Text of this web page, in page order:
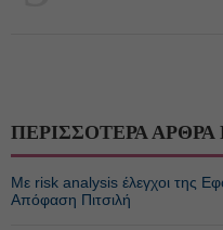
ΠΕΡΙΣΣΟΤΕΡΑ ΑΡΘΡΑ
Με risk analysis έλεγχοι της
Απόφαση Πιτσιλή